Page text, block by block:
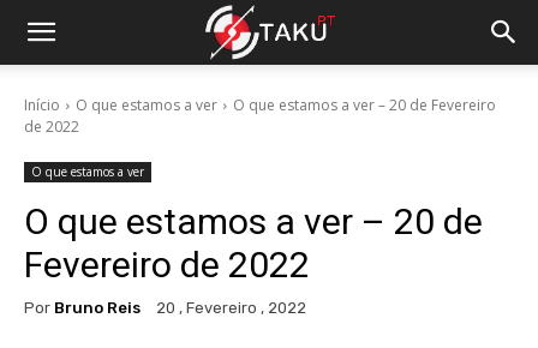
Início O que estamos a ver
O que estamos a ver – 20 de Fevereiro
de 2022
O que estamos a ver
O que estamos a ver – 20 de
Fevereiro de 2022
Por Bruno Reis 20 , Fevereiro , 2022